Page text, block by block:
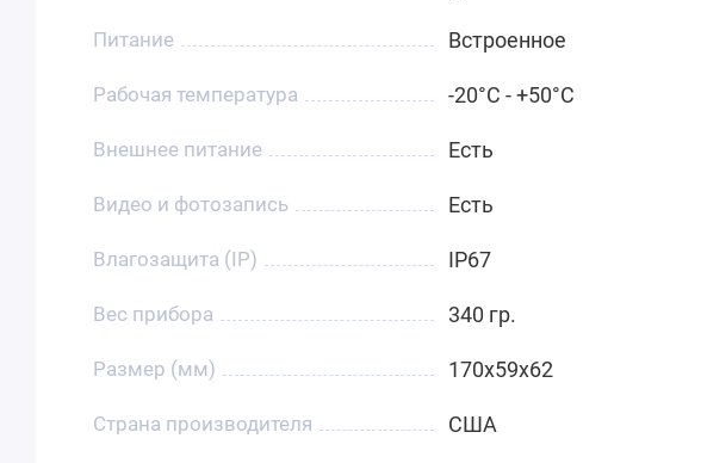
Питание Встроенное
Рабочая температура -20°C - +50°C
Внешнее питание Есть
Видео и фотозапись Есть
Влагозащита (IP) IP67
Вес прибора 340 гр.
Размер (мм) 170x59x62
Страна производителя США